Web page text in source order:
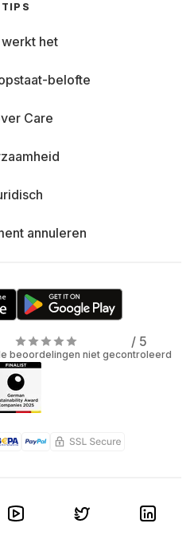
TIPS
werkt het
belofte
Care
annuleren
/ 5
beoordelingen niet gecontroleerd